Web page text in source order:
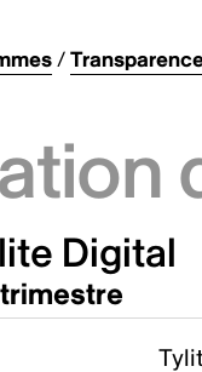
/
Digital
trimestre